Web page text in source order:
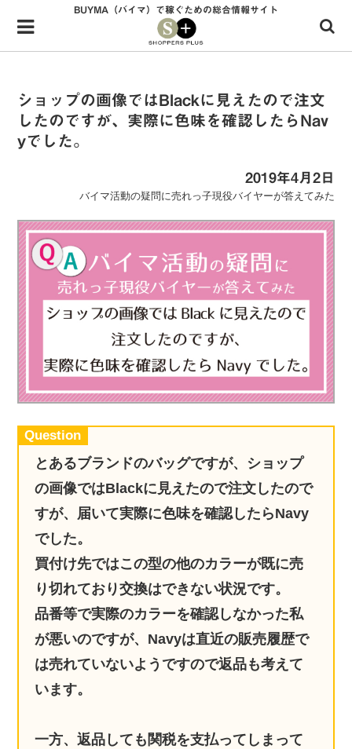
Menu
HOME
34歳独身OLバイマ実践記
ファッショントレンドを発信！SP通信
BUYMAで人気のブランド
BUYMAの売れ筋商品
バイマの疑問に現役パーソナルショッパーが答えてみた
実録！海外ショップで買ってみた！
海外SHOP LIST
パーソナルショッパー指南書
BUYMA（バイマ）で稼ぐための総合情報サイト
ショップの画像ではBlackに見えたので注文
したのですが、実際に色味を確認したらNav
yでした。
2019年4月2日
バイマ活動の疑問に売れっ子現役バイヤーが答えてみた
Question
とあるブランドのバッグですが、ショップ
の画像ではBlackに見えたので注文したので
すが、届いて実際に色味を確認したらNavy
でした。
買付け先ではこの型の他のカラーが既に売
り切れており交換はできない状況です。
品番等で実際のカラーを確認しなかった私
が悪いのですが、Navyは直近の販売履歴で
は売れていないようですので返品も考えて
います。
一方、返品しても関税を支払ってしまって